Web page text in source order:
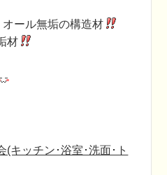
ール無垢の構造材
材
(キッチン･浴室･洗面･ト